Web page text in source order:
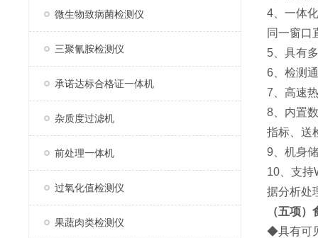
微生物致病菌检测仪
三聚氰胺检测仪
承诺达标合格证一体机
杂质度过滤机
前处理一体机
过氧化值检测仪
果蔬肉类检测仪
4、一体
同一窗口
5、具有
6、检测
7、高速
8、内置
指标、送
9、机身
10、支持
据分析处
（五项
◆具有可